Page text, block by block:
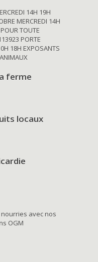
14H 19H
MERCREDI 14H
TOUTE
PORTE
18H EXPOSANTS
ferme
locaux
avec nos
OGM